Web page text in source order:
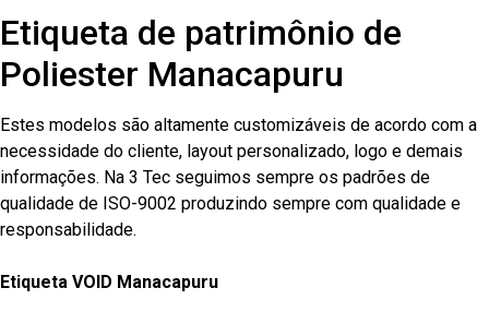
Etiqueta de patrimônio de
Poliester Manacapuru
Estes modelos são altamente customizáveis de acordo com a
necessidade do cliente, layout personalizado, logo e demais
informações. Na 3 Tec seguimos sempre os padrões de
qualidade de ISO-9002 produzindo sempre com qualidade e
responsabilidade.
Etiqueta VOID Manacapuru